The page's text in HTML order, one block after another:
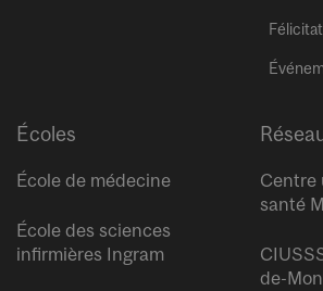
Écoles
École de médecine
École des sciences
infirmières Ingram
Centre
santé
de-